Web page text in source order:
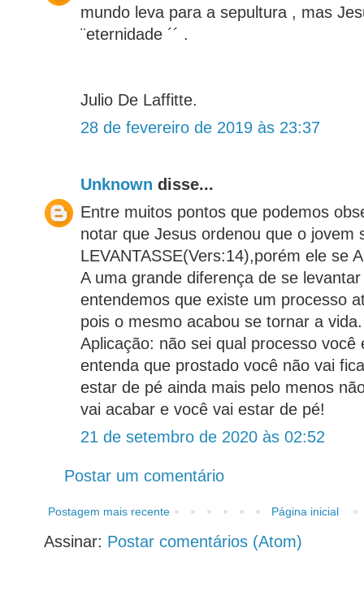
mundo leva para a sepultura , mas
¨eternidade ´´ .
Julio De Laffitte.
28 de fevereiro de 2019 às 23:37
Unknown disse...
Entre muitos pontos que podemos
notar que Jesus ordenou que o jovem
LEVANTASSE(Vers:14),porém ele se
A uma grande diferença de se
entendemos que existe um processo
pois o mesmo acabou se tornar a vida.
Aplicação: não sei qual processo você
entenda que prostado você não vai
estar de pé ainda mais pelo menos
vai acabar e você vai estar de pé!
21 de setembro de 2020 às 02:52
Postar um comentário
Postagem mais recente Página inicial
Assinar: Postar comentários (Atom)